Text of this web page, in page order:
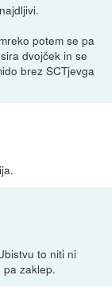
potem se pa
dvojček in se
brez SCTjevga
to niti ni
zaklep.